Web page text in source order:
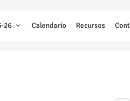
26 Calendario Recursos